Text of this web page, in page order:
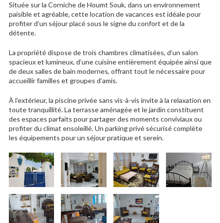
Située sur la Corniche de Houmt Souk, dans un environnement
paisible et agréable, cette location de vacances est idéale pour
profiter d’un séjour placé sous le signe du confort et de la
détente.
La propriété dispose de trois chambres climatisées, d’un salon
spacieux et lumineux, d’une cuisine entièrement équipée ainsi que
de deux salles de bain modernes, offrant tout le nécessaire pour
accueillir familles et groupes d’amis.
À l’extérieur, la piscine privée sans vis-à-vis invite à la relaxation en
toute tranquillité. La terrasse aménagée et le jardin constituent
des espaces parfaits pour partager des moments conviviaux ou
profiter du climat ensoleillé. Un parking privé sécurisé complète
les équipements pour un séjour pratique et serein.